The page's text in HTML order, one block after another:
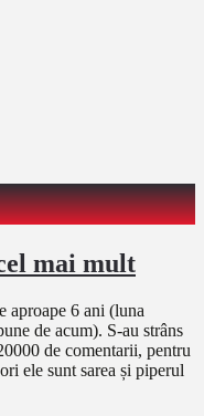
mai mult
aproape 6 ani (luna
de acum). S-au strâns
de comentarii, pentru
ele sunt sarea și piperul